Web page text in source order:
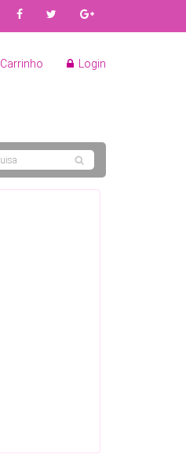
Carrinho Login